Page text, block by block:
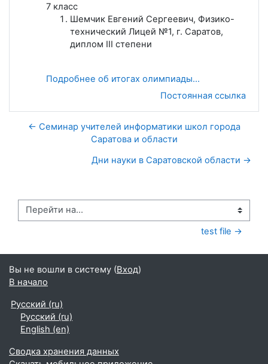
7 класс
Шемчик Евгений Сергеевич, Физико-
технический Лицей №1, г. Саратов,
диплом III степени
Подробнее об итогах олимпиады...
Постоянная ссылка
← Семинар учителей информатики школ города
Саратова и области
Дни науки в Саратовской области →
Перейти на...
test file →
Вы не вошли в систему (Вход)
В начало
Русский ‎(ru)‎
Русский ‎(ru)‎
English ‎(en)‎
Сводка хранения данных